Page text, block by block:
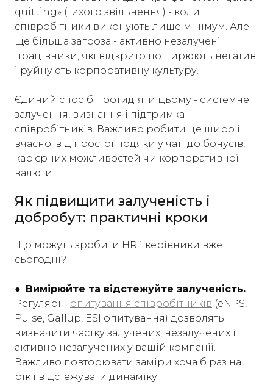
quitting» (тихого звільнення) - коли
співробітники виконують лише мінімум. Але
ще більша загроза - активно незалучені
працівники, які відкрито поширюють негатив
і руйнують корпоративну культуру.
Єдиний спосіб протидіяти цьому - системне
залучення, визнання і підтримка
співробітників. Важливо робити це щиро і
вчасно: від простої подяки у чаті до бонусів,
кар’єрних можливостей чи корпоративної
валюти.
Як підвищити залученість і
добробут: практичні кроки
Що можуть зробити HR і керівники вже
сьогодні?
●
Вимірюйте та відстежуйте залученість.
Регулярні опитування співробітників (eNPS,
Pulse, Gallup, ESI опитування) дозволять
визначити частку залучених, незалучених і
активно незалучених у вашій компанії.
Важливо повторювати заміри хоча б раз на
рік і відстежувати динаміку.